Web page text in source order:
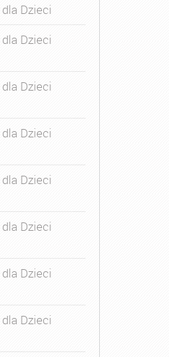
Dzieci
Dzieci
Dzieci
Dzieci
Dzieci
Dzieci
Dzieci
Dzieci